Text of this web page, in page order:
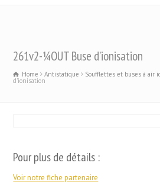
261v2-¼OUT Buse d’ionisation
Home Antistatique Soufflettes et buses à air
d'ionisation
Pour plus de détails :
Voir notre fiche partenaire